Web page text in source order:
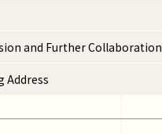
and Further Collaboration
Address